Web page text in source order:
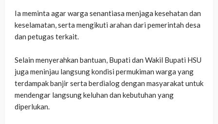
‎Ia meminta agar warga senantiasa menjaga kesehatan dan
keselamatan, serta mengikuti arahan dari pemerintah desa
dan petugas terkait.
‎Selain menyerahkan bantuan, Bupati dan Wakil Bupati HSU
juga meninjau langsung kondisi permukiman warga yang
terdampak banjir serta berdialog dengan masyarakat untuk
mendengar langsung keluhan dan kebutuhan yang
diperlukan.